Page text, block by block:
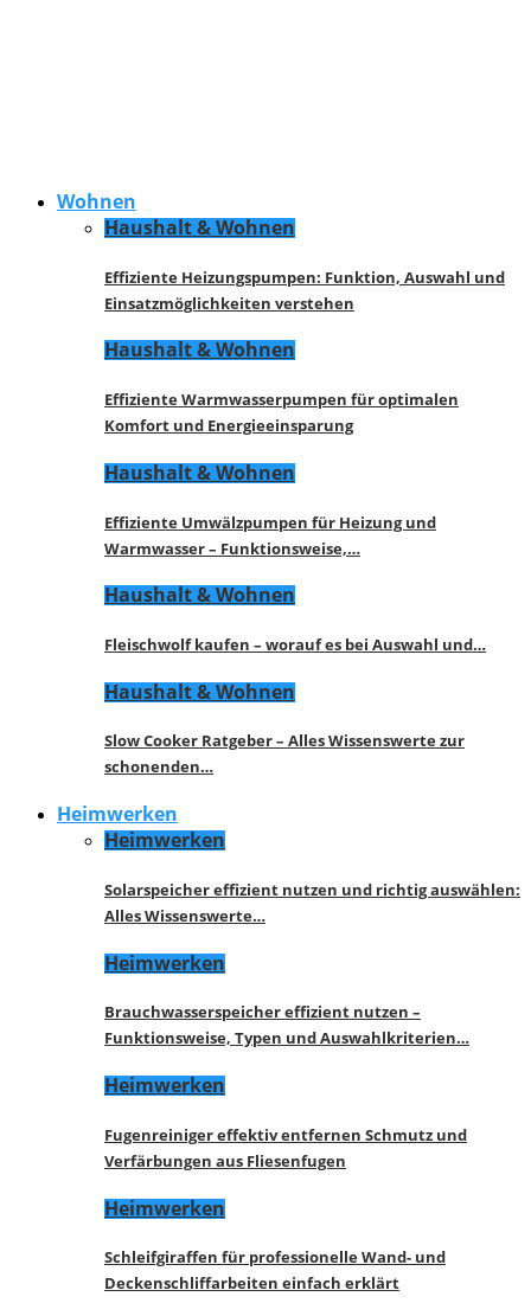
Wohnen
Haushalt & Wohnen
Effiziente Heizungspumpen: Funktion, Auswahl und
Einsatzmöglichkeiten verstehen
Haushalt & Wohnen
Effiziente Warmwasserpumpen für optimalen
Komfort und Energieeinsparung
Haushalt & Wohnen
Effiziente Umwälzpumpen für Heizung und
Warmwasser – Funktionsweise,…
Haushalt & Wohnen
Fleischwolf kaufen – worauf es bei Auswahl und…
Haushalt & Wohnen
Slow Cooker Ratgeber – Alles Wissenswerte zur
schonenden…
Heimwerken
Heimwerken
Solarspeicher effizient nutzen und richtig auswählen:
Alles Wissenswerte…
Heimwerken
Brauchwasserspeicher effizient nutzen –
Funktionsweise, Typen und Auswahlkriterien…
Heimwerken
Fugenreiniger effektiv entfernen Schmutz und
Verfärbungen aus Fliesenfugen
Heimwerken
Schleifgiraffen für professionelle Wand- und
Deckenschliffarbeiten einfach erklärt